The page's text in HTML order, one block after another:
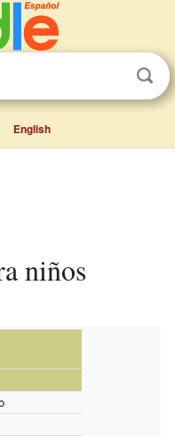
English
niños